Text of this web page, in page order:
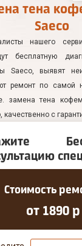
тена
Saeco
нашего
бесплатную
Saeco, выявят
ремонт по самой
замена тена
качественно с
Стоимость
от 1890 р